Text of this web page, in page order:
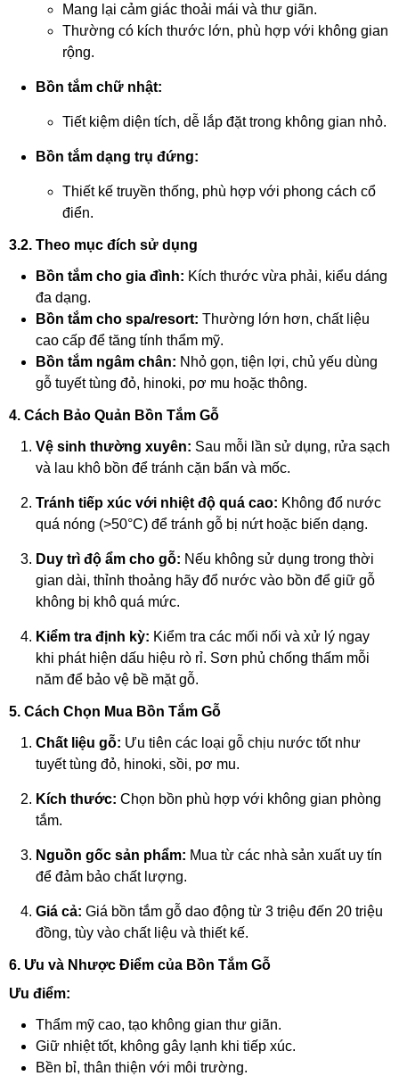
Mang lại cảm giác thoải mái và thư giãn.
Thường có kích thước lớn, phù hợp với không gian
rộng.
Bồn tắm chữ nhật:
Tiết kiệm diện tích, dễ lắp đặt trong không gian nhỏ.
Bồn tắm dạng trụ đứng:
Thiết kế truyền thống, phù hợp với phong cách cổ
điển.
3.2. Theo mục đích sử dụng
Bồn tắm cho gia đình: Kích thước vừa phải, kiểu dáng
đa dạng.
Bồn tắm cho spa/resort: Thường lớn hơn, chất liệu
cao cấp để tăng tính thẩm mỹ.
Bồn tắm ngâm chân: Nhỏ gọn, tiện lợi, chủ yếu dùng
gỗ tuyết tùng đỏ, hinoki, pơ mu hoặc thông.
4. Cách Bảo Quản Bồn Tắm Gỗ
Vệ sinh thường xuyên: Sau mỗi lần sử dụng, rửa sạch
và lau khô bồn để tránh cặn bẩn và mốc.
Tránh tiếp xúc với nhiệt độ quá cao: Không đổ nước
quá nóng (>50°C) để tránh gỗ bị nứt hoặc biến dạng.
Duy trì độ ẩm cho gỗ: Nếu không sử dụng trong thời
gian dài, thỉnh thoảng hãy đổ nước vào bồn để giữ gỗ
không bị khô quá mức.
Kiểm tra định kỳ: Kiểm tra các mối nối và xử lý ngay
khi phát hiện dấu hiệu rò rỉ. Sơn phủ chống thấm mỗi
năm để bảo vệ bề mặt gỗ.
5. Cách Chọn Mua Bồn Tắm Gỗ
Chất liệu gỗ: Ưu tiên các loại gỗ chịu nước tốt như
tuyết tùng đỏ, hinoki, sồi, pơ mu.
Kích thước: Chọn bồn phù hợp với không gian phòng
tắm.
Nguồn gốc sản phẩm: Mua từ các nhà sản xuất uy tín
để đảm bảo chất lượng.
Giá cả: Giá bồn tắm gỗ dao động từ 3 triệu đến 20 triệu
đồng, tùy vào chất liệu và thiết kế.
6. Ưu và Nhược Điểm của Bồn Tắm Gỗ
Ưu điểm:
Thẩm mỹ cao, tạo không gian thư giãn.
Giữ nhiệt tốt, không gây lạnh khi tiếp xúc.
Bền bỉ, thân thiện với môi trường.